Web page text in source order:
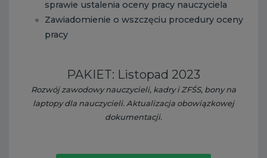
sprawie ustalenia oceny pracy nauczyciela
Zawiadomienie o wszczęciu procedury oceny
pracy
PAKIET: Listopad 2023
Rozwój zawodowy nauczycieli, kadry i ZFŚS, bony na
laptopy dla nauczycieli. Aktualizacja obowiązkowej
dokumentacji.